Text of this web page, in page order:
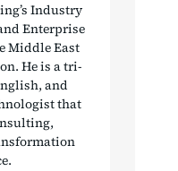
Industry
Enterprise
Middle East
He is a tri-
and
that